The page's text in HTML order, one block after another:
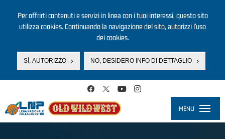
Per offrirti contenuti e servizi in linea con i tuoi interessi, questo sito
utilizza cookies. Continuando la navigazione del sito, autorizzi l’uso
dei cookies.
SÌ, AUTORIZZO NO, DESIDERO INFO DI DETTAGLIO
MENU